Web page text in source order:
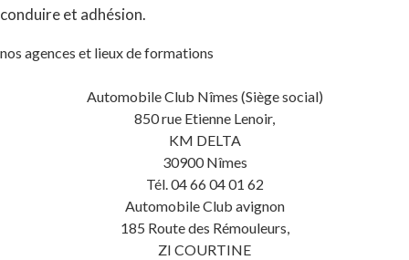
conduire et adhésion.
nos agences et lieux de formations
Automobile Club Nîmes (Siège social)
850 rue Etienne Lenoir,
KM DELTA
30900 Nîmes
Tél. 04 66 04 01 62
Automobile Club avignon
185 Route des Rémouleurs,
ZI COURTINE